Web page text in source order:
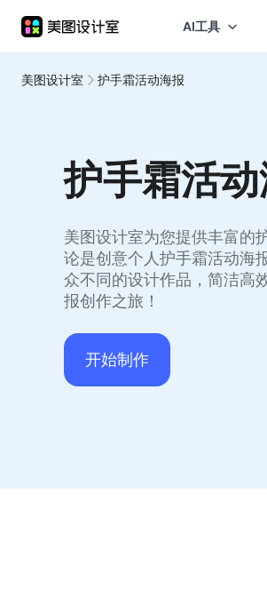
AI工具
美图设计室 护手霜活动海报
护手霜活
美图设计室为您提供丰富的
论是创意个人护手霜活动海
众不同的设计作品，简洁高
报创作之旅！
开始制作